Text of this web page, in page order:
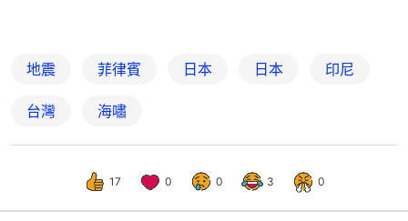
地震 菲律賓 日本 日本 印尼
台灣 海嘯
17 0 0 3 0